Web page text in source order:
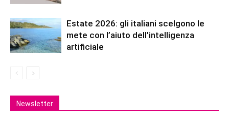
Estate 2026: gli italiani scelgono le
mete con l’aiuto dell’intelligenza
artificiale
Newsletter